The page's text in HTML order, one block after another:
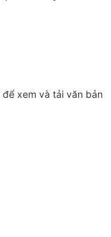
để xem và tải văn bản